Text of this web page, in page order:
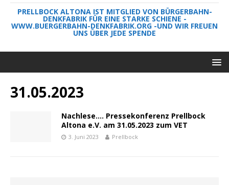
PRELLBOCK ALTONA IST MITGLIED VON BÜRGERBAHN-
DENKFABRIK FÜR EINE STARKE SCHIENE -
WWW.BUERGERBAHN-DENKFABRIK.ORG -UND WIR FREUEN
UNS ÜBER JEDE SPENDE
31.05.2023
Nachlese…. Pressekonferenz Prellbock
Altona e.V. am 31.05.2023 zum VET
3. Juni 2023 Prellbock